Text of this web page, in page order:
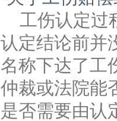
工伤认定过
认定结论前并
名称下达了工
仲裁或法院能
是否需要由认